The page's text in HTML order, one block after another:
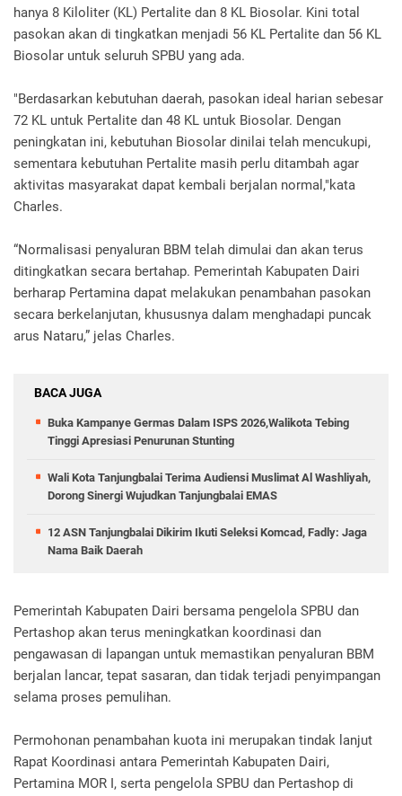
hanya 8 Kiloliter (KL) Pertalite dan 8 KL Biosolar. Kini total
pasokan akan di tingkatkan menjadi 56 KL Pertalite dan 56 KL
Biosolar untuk seluruh SPBU yang ada.
"Berdasarkan kebutuhan daerah, pasokan ideal harian sebesar
72 KL untuk Pertalite dan 48 KL untuk Biosolar. Dengan
peningkatan ini, kebutuhan Biosolar dinilai telah mencukupi,
sementara kebutuhan Pertalite masih perlu ditambah agar
aktivitas masyarakat dapat kembali berjalan normal,"kata
Charles.
“Normalisasi penyaluran BBM telah dimulai dan akan terus
ditingkatkan secara bertahap. Pemerintah Kabupaten Dairi
berharap Pertamina dapat melakukan penambahan pasokan
secara berkelanjutan, khususnya dalam menghadapi puncak
arus Nataru,” jelas Charles.
BACA JUGA
Buka Kampanye Germas Dalam ISPS 2026,Walikota Tebing
Tinggi Apresiasi Penurunan Stunting
Wali Kota Tanjungbalai Terima Audiensi Muslimat Al Washliyah,
Dorong Sinergi Wujudkan Tanjungbalai EMAS
12 ASN Tanjungbalai Dikirim Ikuti Seleksi Komcad, Fadly: Jaga
Nama Baik Daerah
Pemerintah Kabupaten Dairi bersama pengelola SPBU dan
Pertashop akan terus meningkatkan koordinasi dan
pengawasan di lapangan untuk memastikan penyaluran BBM
berjalan lancar, tepat sasaran, dan tidak terjadi penyimpangan
selama proses pemulihan.
Permohonan penambahan kuota ini merupakan tindak lanjut
Rapat Koordinasi antara Pemerintah Kabupaten Dairi,
Pertamina MOR I, serta pengelola SPBU dan Pertashop di